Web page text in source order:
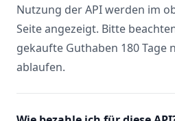
Nutzung der API werden im
Seite angezeigt. Bitte
gekaufte Guthaben 180 Tage
ablaufen.